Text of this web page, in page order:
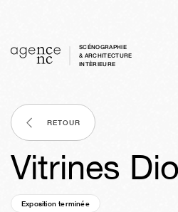
SCÉNOGRAPHIE
& ARCHITECTURE
INTÈRIEURE
RETOUR
Vitrines
Exposition terminée